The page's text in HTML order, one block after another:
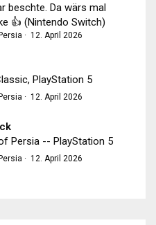
beschte. Da wärs mal
👍 (Nintendo Switch)
· 12. April 2026
PlayStation 5
· 12. April 2026
Persia -- PlayStation 5
· 12. April 2026